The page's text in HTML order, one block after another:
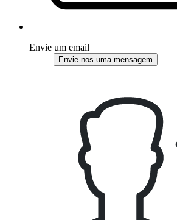
Envie um email
Envie-nos uma mensagem